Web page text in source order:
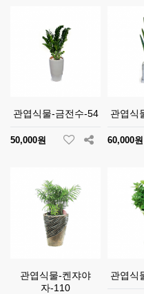
관엽식물-금전수-54
50,000원
관엽식
60,000원
관엽식물-켄쟈야
자-110
관엽식